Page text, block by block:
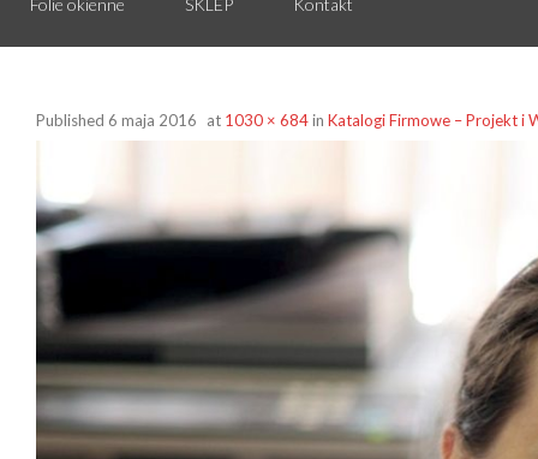
Folie okienne SKLEP Kontakt
Published 6 maja 2016 at 1030 × 684in Katalogi Firmowe – Projekt i